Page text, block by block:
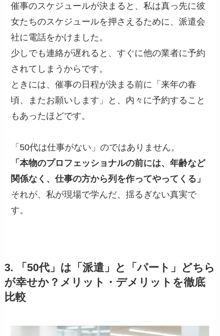
催事のスケジュールが決まると、私は真っ先に彼
女たちのスケジュールを押さえるために、派遣会
社に電話をかけました。
少しでも連絡が遅れると、すぐに他の業者に予約
されてしまうからです。
ときには、催事の日程が決まる前に「来年の春
頃、またお願いします」と、内々に予約すること
もあったほどです。
「50代は仕事がない」のではありません。
「本物のプロフェッショナルの前には、年齢など
関係なく、仕事の方から列を作ってやってくる」
それが、私が現場で学んだ、揺るぎない真実で
す。
3. 「50代」は「派遣」と「パート」どちら
が幸せか？メリット・デメリットを徹底
比較